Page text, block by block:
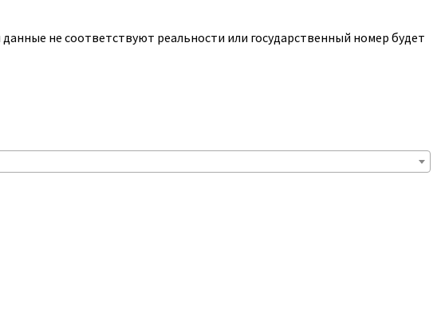
не соответствуют реальности или государственный номер будет